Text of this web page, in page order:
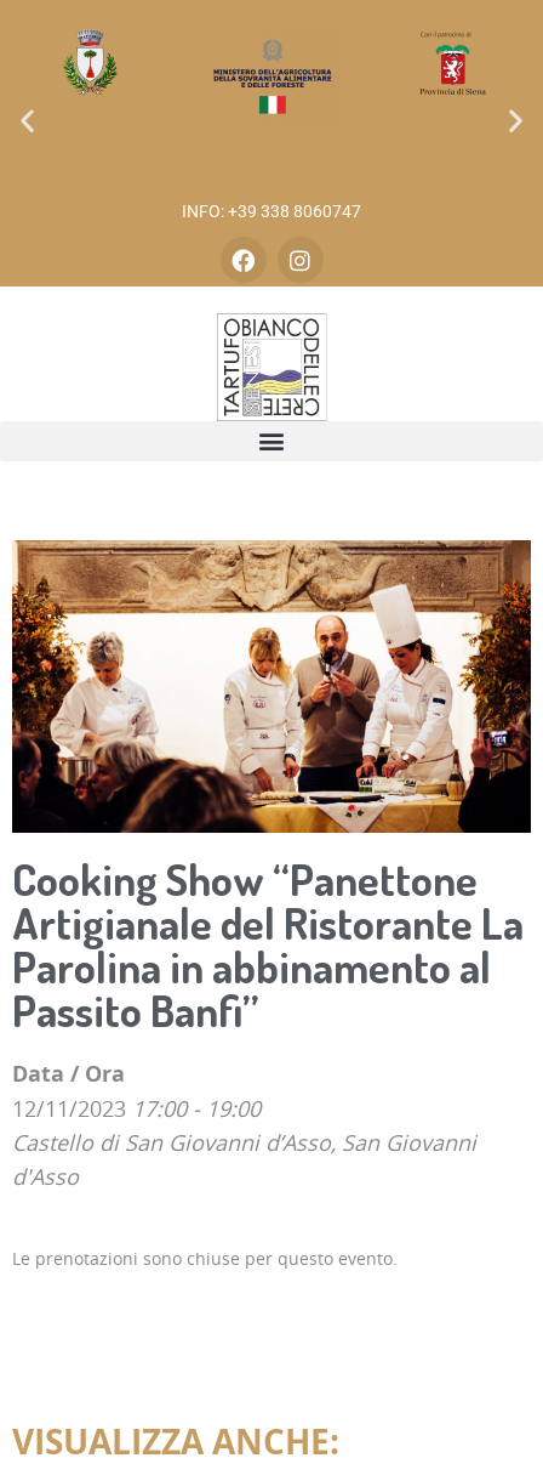
INFO: +39 338 8060747
Cooking Show “Panettone
Artigianale del Ristorante La
Parolina in abbinamento al
Passito Banfi”
Data / Ora
12/11/2023 17:00 - 19:00
Castello di San Giovanni d’Asso, San Giovanni
d'Asso
Le prenotazioni sono chiuse per questo evento.
VISUALIZZA ANCHE: